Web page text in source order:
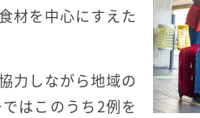
材を中心にすえた
力しながら地域の
はこのうち2例を